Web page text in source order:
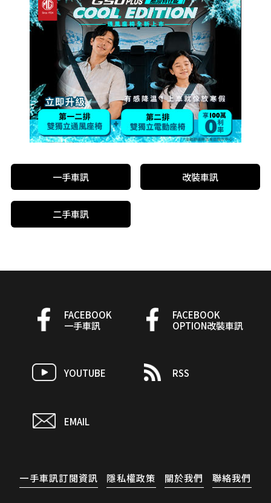
一手車訊 改裝車訊
二手車訊
FACEBOOK
一手車訊
FACEBOOK
OPTION改裝車訊
YOUTUBE RSS
EMAIL
一手車訊訂閱資訊 隱私權政策 關於我們 聯絡我們